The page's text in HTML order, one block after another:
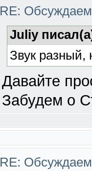
RE:
Juliy
Звук разный,
Давайте
Забудем о
RE: